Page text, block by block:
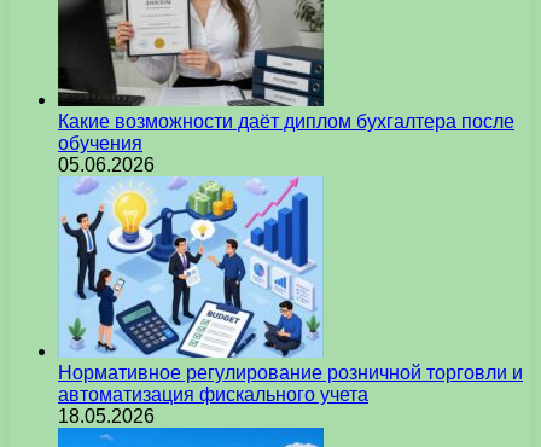
Какие возможности даёт диплом бухгалтера после
обучения
05.06.2026
Нормативное регулирование розничной торговли и
автоматизация фискального учета
18.05.2026